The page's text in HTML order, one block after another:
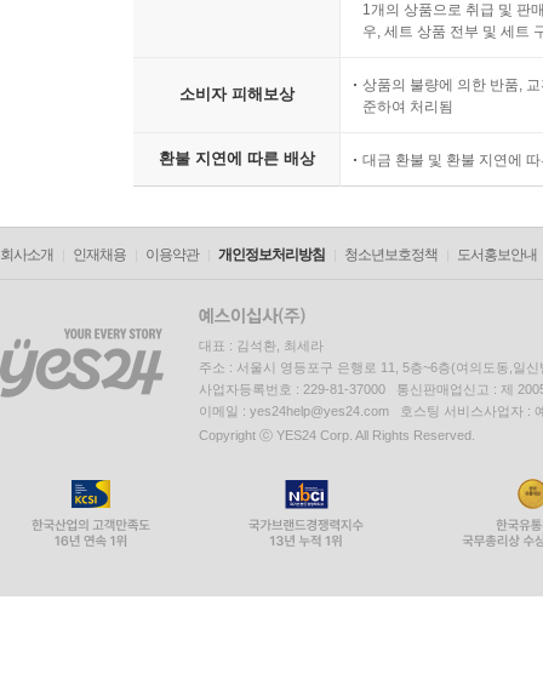
1개의 상품으로 취급 및 판
우, 세트 상품 전부 및 세트
소비자 피해보상
상품의 불량에 의한 반품,
준하여 처리됨
환불 지연에 따른 배상 대금 환불 및 환불 지연에
회사소개 인재채용 이용약관 개인정보처리방침 청소년보호정책 도서홍보안내
대표 : 김석환, 최세라
주소 : 서울시 영등포구 은행로 11, 5층~6층(여의도동,일신
사업자등록번호 : 229-81-37000 통신판매업신고 : 제
이메일 : yes24help@yes24.com 호스팅 서비스사업자 :
Copyright ⓒ YES24 Corp. All Rights Reserved.